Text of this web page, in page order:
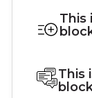
This
This